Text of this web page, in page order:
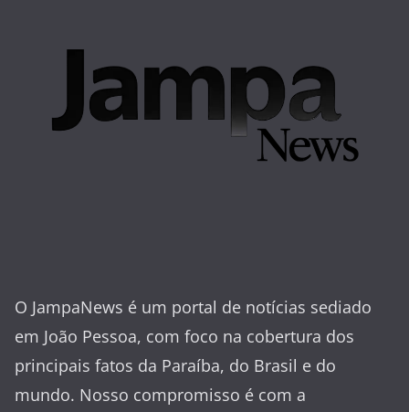
O JampaNews é um portal de notícias sediado
em João Pessoa, com foco na cobertura dos
principais fatos da Paraíba, do Brasil e do
mundo. Nosso compromisso é com a